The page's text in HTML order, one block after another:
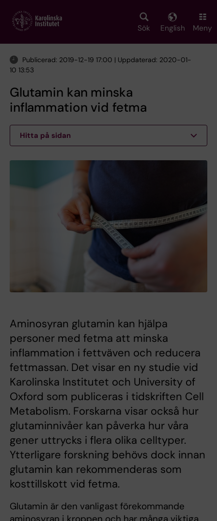
main
Sök English Meny
Publicerad: 2019-12-19 17:00 | Uppdaterad: 2020-01-
10 13:53
Glutamin kan minska
inflammation vid fetma
Hitta på sidan
Aminosyran glutamin kan hjälpa
personer med fetma att minska
inflammation i fettväven och reducera
fettmassan. Det visar en ny studie vid
Karolinska Institutet och University of
Oxford som publiceras i tidskriften Cell
Metabolism. Forskarna visar också hur
glutaminnivåer kan påverka hur våra
gener uttrycks i flera olika celltyper.
Ytterligare forskning behövs dock innan
glutamin kan rekommenderas som
kosttillskott vid fetma.
Glutamin är den vanligast förekommande